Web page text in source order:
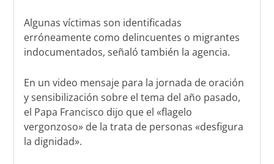
Algunas víctimas son identificadas
erróneamente como delincuentes o migrantes
indocumentados, señaló también la agencia.
En un video mensaje para la jornada de oración
y sensibilización sobre el tema del año pasado,
el Papa Francisco dijo que el «flagelo
vergonzoso» de la trata de personas «desfigura
la dignidad».